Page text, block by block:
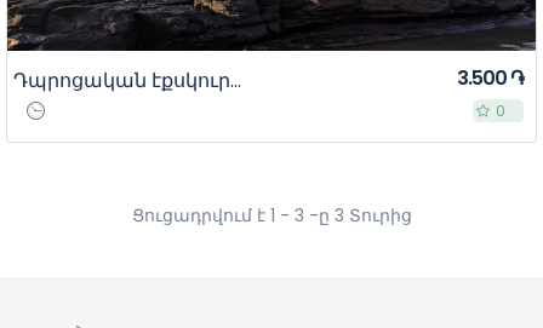
Կիրառել
Անհատական Դպրոցական էքսկուրսիաներ բարձր դասարաններ/ ավագ դպրոց
0
0
3.500 ֏
Ցուցադրվում է 1 - 3 -ը 3 Տուրից